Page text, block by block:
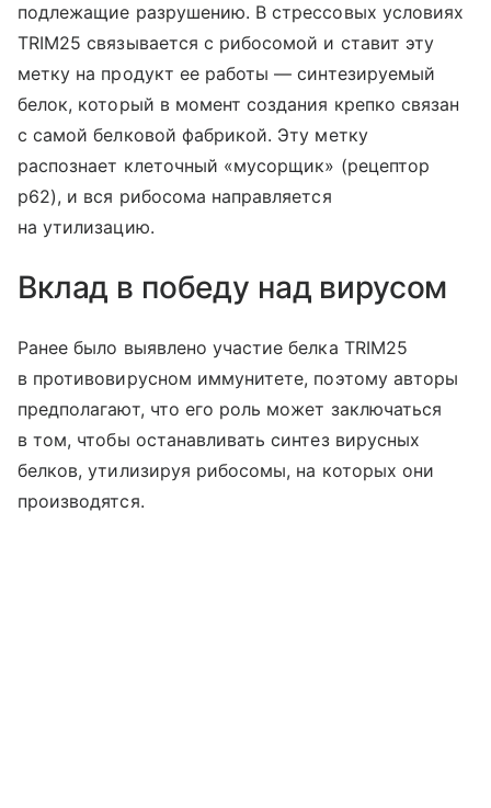
подлежащие разрушению. В стрессовых условиях
TRIM25 связывается с рибосомой и ставит эту
метку на продукт ее работы — синтезируемый
белок, который в момент создания крепко связан
с самой белковой фабрикой. Эту метку
распознает клеточный «мусорщик» (рецептор
p62), и вся рибосома направляется
на утилизацию.
Вклад в победу над вирусом
Ранее было выявлено участие белка TRIM25
в противовирусном иммунитете, поэтому авторы
предполагают, что его роль может заключаться
в том, чтобы останавливать синтез вирусных
белков, утилизируя рибосомы, на которых они
производятся.